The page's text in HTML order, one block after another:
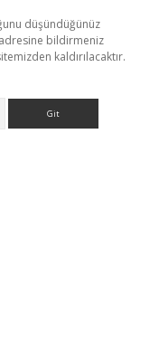
düşündüğünüz
adresine bildirmeniz
kaldırılacaktır.